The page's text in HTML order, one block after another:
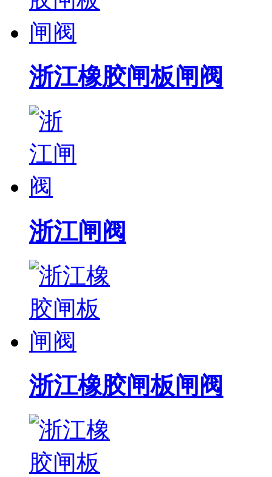
浙江橡胶闸板闸阀
浙江闸阀
浙江橡胶闸板闸阀